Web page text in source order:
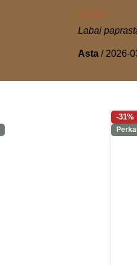
Labai
Asta / 2026-
-31%